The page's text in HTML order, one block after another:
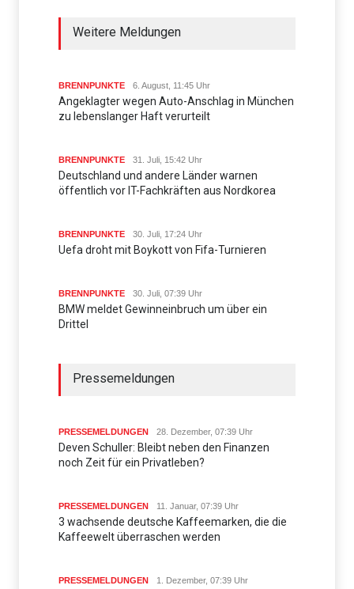
Weitere Meldungen
BRENNPUNKTE 6. August, 11:45 Uhr
Angeklagter wegen Auto-Anschlag in München
zu lebenslanger Haft verurteilt
BRENNPUNKTE 31. Juli, 15:42 Uhr
Deutschland und andere Länder warnen
öffentlich vor IT-Fachkräften aus Nordkorea
BRENNPUNKTE 30. Juli, 17:24 Uhr
Uefa droht mit Boykott von Fifa-Turnieren
BRENNPUNKTE 30. Juli, 07:39 Uhr
BMW meldet Gewinneinbruch um über ein
Drittel
Pressemeldungen
PRESSEMELDUNGEN 28. Dezember, 07:39 Uhr
Deven Schuller: Bleibt neben den Finanzen
noch Zeit für ein Privatleben?
PRESSEMELDUNGEN 11. Januar, 07:39 Uhr
3 wachsende deutsche Kaffeemarken, die die
Kaffeewelt überraschen werden
PRESSEMELDUNGEN 1. Dezember, 07:39 Uhr